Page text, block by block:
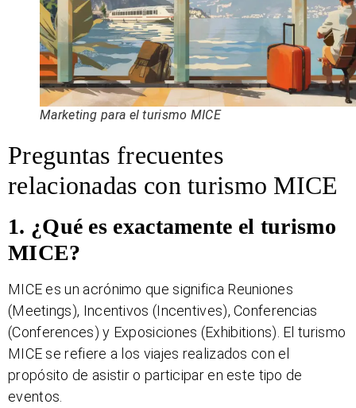
Marketing para el turismo MICE
Preguntas frecuentes
relacionadas con turismo MICE
1. ¿Qué es exactamente el turismo
MICE?
MICE es un acrónimo que significa Reuniones
(Meetings), Incentivos (Incentives), Conferencias
(Conferences) y Exposiciones (Exhibitions). El turismo
MICE se refiere a los viajes realizados con el
propósito de asistir o participar en este tipo de
eventos.